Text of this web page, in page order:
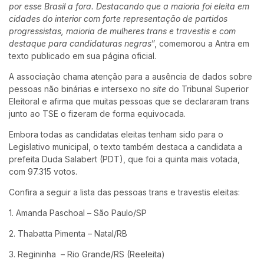
por esse Brasil a fora. Destacando que a maioria foi eleita em
cidades do interior com forte representação de partidos
progressistas, maioria de mulheres trans e travestis e com
destaque para candidaturas negras”, comemorou a Antra em
texto publicado em sua página oficial.
A associação chama atenção para a ausência de dados sobre
pessoas não binárias e intersexo no site do Tribunal Superior
Eleitoral e afirma que muitas pessoas que se declararam trans
junto ao TSE o fizeram de forma equivocada.
Embora todas as candidatas eleitas tenham sido para o
Legislativo municipal, o texto também destaca a candidata a
prefeita Duda Salabert (PDT), que foi a quinta mais votada,
com 97.315 votos.
Confira a seguir a lista das pessoas trans e travestis eleitas:
1. Amanda Paschoal – São Paulo/SP
2. Thabatta Pimenta – Natal/RB
3. Regininha – Rio Grande/RS (Reeleita)